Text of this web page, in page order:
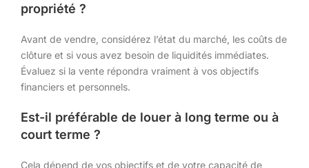
propriété ?
Avant de vendre, considérez l’état du marché, les coûts de
clôture et si vous avez besoin de liquidités immédiates.
Évaluez si la vente répondra vraiment à vos objectifs
financiers et personnels.
Est-il préférable de louer à long terme ou à
court terme ?
Cela dépend de vos objectifs et de votre capacité de